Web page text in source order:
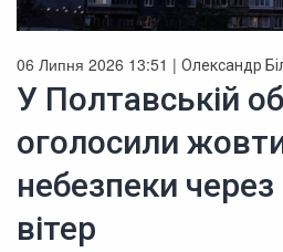
06 Липня 2026 13:51 | Олександр
У Полтавській
оголосили
небезпеки через
вітер